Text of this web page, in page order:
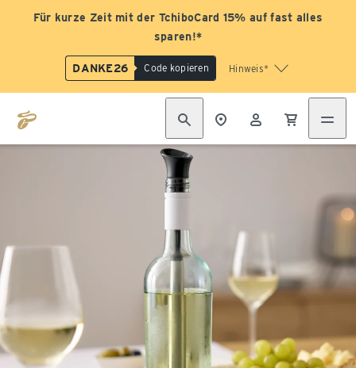
Für kurze Zeit mit der TchiboCard 15% auf fast alles
sparen!*
DANKE26 Code kopieren Hinweis*